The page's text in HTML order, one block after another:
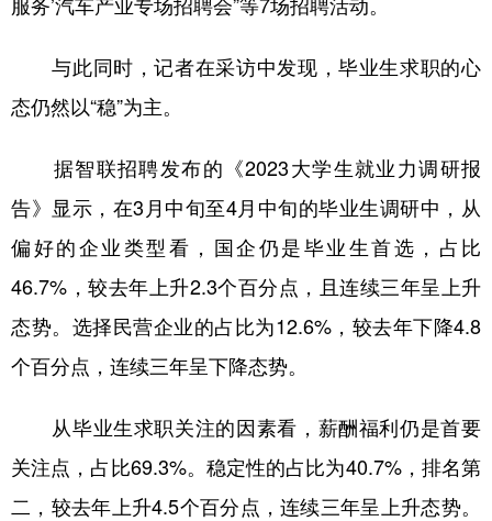
与此同时，记者在采访中发现，毕业生求职的心
态仍然以“稳”为主。
据智联招聘发布的《2023大学生就业力调研报
告》显示，在3月中旬至4月中旬的毕业生调研中，从
偏好的企业类型看，国企仍是毕业生首选，占比
46.7%，较去年上升2.3个百分点，且连续三年呈上升
态势。选择民营企业的占比为12.6%，较去年下降4.8
个百分点，连续三年呈下降态势。
从毕业生求职关注的因素看，薪酬福利仍是首要
关注点，占比69.3%。稳定性的占比为40.7%，排名第
二，较去年上升4.5个百分点，连续三年呈上升态势。